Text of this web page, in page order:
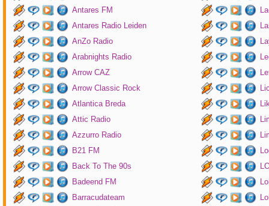
Antares FM
Antares Radio Leiden
AnZo Radio
Arabnights Radio
Arrow CAZ
Arrow Classic Rock
Atlantica Breda
Attic Radio
Azzurro Radio
B21 FM
Back To The 90s
Badeend FM
Barracudateam